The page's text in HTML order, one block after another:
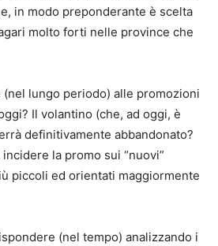
in modo preponderante è scelta
molto forti nelle province che
lungo periodo) alle promozioni
Il volantino (che, ad oggi, è
definitivamente abbandonato?
la promo sui “nuovi”
piccoli ed orientati maggiormente
(nel tempo) analizzando i